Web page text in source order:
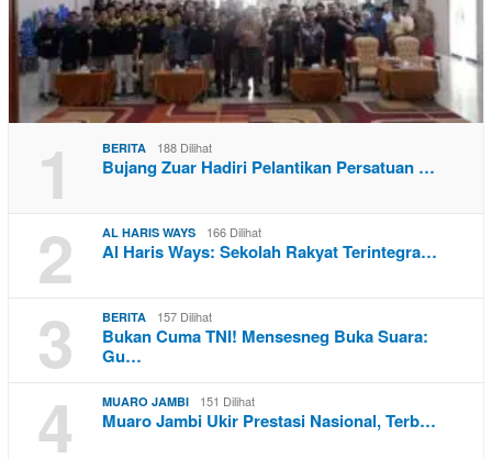
1 BERITA 188 Dilihat
Bujang Zuar Hadiri Pelantikan Persatuan …
2 AL HARIS WAYS 166 Dilihat
Al Haris Ways: Sekolah Rakyat Terintegra…
3 BERITA 157 Dilihat
Bukan Cuma TNI! Mensesneg Buka Suara:
Gu…
4 MUARO JAMBI 151 Dilihat
Muaro Jambi Ukir Prestasi Nasional, Terb…